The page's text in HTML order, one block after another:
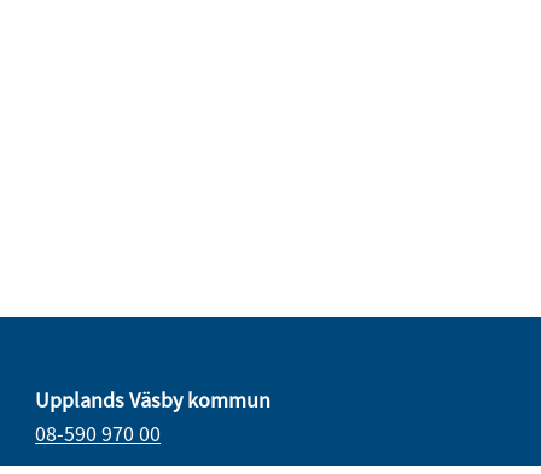
Upplands Väsby kommun
08-590 970 00